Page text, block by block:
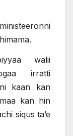
walii
irratti
kaan kan
kan hin
siqus ta’e